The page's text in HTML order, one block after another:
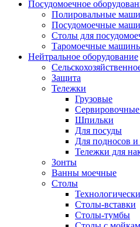
Посудомоечное
Полировальные
Посудомоечные
Столы для
Таромоечные
Нейтральное оборудование
Защита
Тележки
Грузовые
Шпильки
Для посуды
Для подносов и
Тележки для
Зонты
Ванны моечные
Столы
Столы-вставки
Столы-тумбы